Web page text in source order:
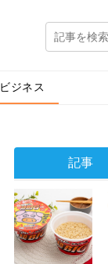
ビジネス
記事